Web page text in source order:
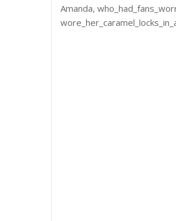
Amanda,